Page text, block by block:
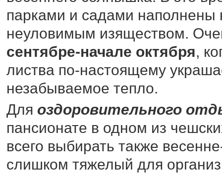
парками и садами наполнены
неуловимым изяществом.
сентябре-начале октября,
листва по-настоящему
незабываемое тепло.
Для оздоровительного
пансионате в одном из
всего выбирать также
слишком тяжелый для